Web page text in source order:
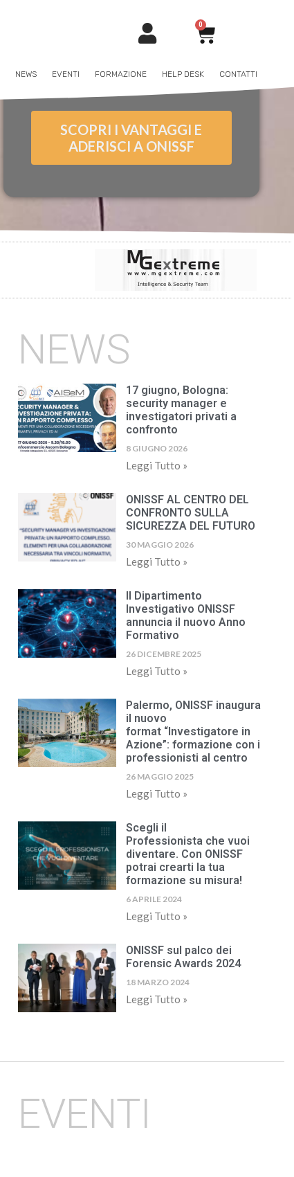
0
NEWS EVENTI FORMAZIONE HELP DESK CONTATTI
SCOPRI I VANTAGGI E
ADERISCI A ONISSF
NEWS
17 giugno, Bologna:
security manager e
investigatori privati a
confronto
8 GIUGNO 2026
Leggi Tutto »
ONISSF AL CENTRO DEL
CONFRONTO SULLA
SICUREZZA DEL FUTURO
30 MAGGIO 2026
Leggi Tutto »
Il Dipartimento
Investigativo ONISSF
annuncia il nuovo Anno
Formativo
26 DICEMBRE 2025
Leggi Tutto »
Palermo, ONISSF inaugura
il nuovo
format “Investigatore in
Azione”: formazione con i
professionisti al centro
26 MAGGIO 2025
Leggi Tutto »
Scegli il
Professionista che vuoi
diventare. Con ONISSF
potrai crearti la tua
formazione su misura!
6 APRILE 2024
Leggi Tutto »
ONISSF sul palco dei
Forensic Awards 2024
18 MARZO 2024
Leggi Tutto »
EVENTI